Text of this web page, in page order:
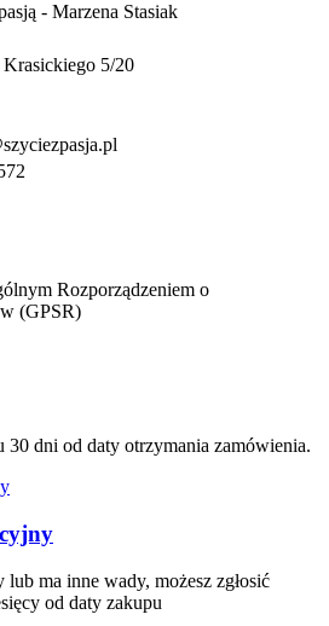
- Marzena Stasiak
5/20
Rozporządzeniem o
(GPSR)
dni od daty otrzymania zamówienia.
ma inne wady, możesz zgłosić
od daty zakupu